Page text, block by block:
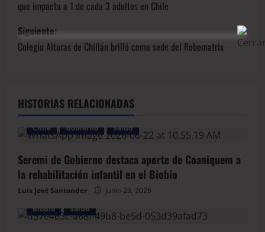
que impacta a 1 de cada 3 adultos en Chile
Siguiente:
Colegio Alturas de Chillán brilló como sede del Robomatrix
HISTORIAS RELACIONADAS
Chile Gobierno Salud
Seremi de Gobierno destaca aporte de Coaniquem a
la rehabilitación infantil en el Biobío
Luis José Santander
junio 23, 2026
BioBio
Salud